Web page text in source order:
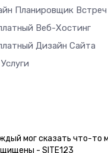
Планировщик Встреч
Веб-Хостинг
Дизайн Сайта
мог сказать что-то
- SITE123